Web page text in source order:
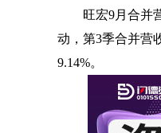
旺宏9月合并
动，第3季合并营
9.14%。